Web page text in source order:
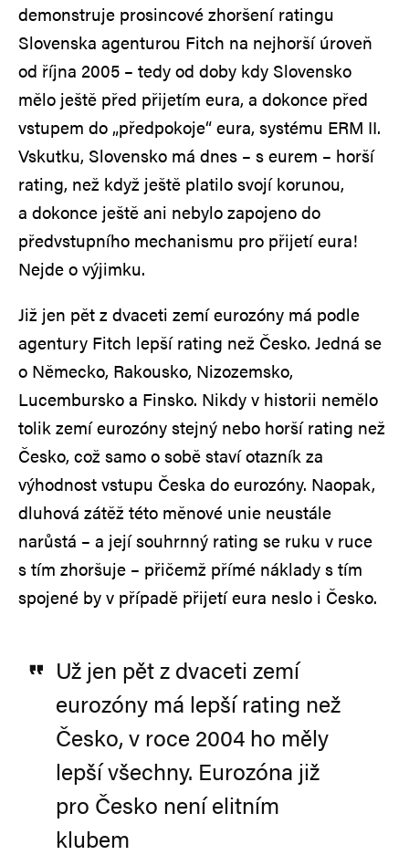
demonstruje prosincové zhoršení ratingu
Slovenska agenturou Fitch na nejhorší úroveň
od října 2005 – tedy od doby kdy Slovensko
mělo ještě před přijetím eura, a dokonce před
vstupem do „předpokoje“ eura, systému ERM II.
Vskutku, Slovensko má dnes – s eurem – horší
rating, než když ještě platilo svojí korunou,
a dokonce ještě ani nebylo zapojeno do
předvstupního mechanismu pro přijetí eura!
Nejde o výjimku.
Již jen pět z dvaceti zemí eurozóny má podle
agentury Fitch lepší rating než Česko. Jedná se
o Německo, Rakousko, Nizozemsko,
Lucembursko a Finsko. Nikdy v historii nemělo
tolik zemí eurozóny stejný nebo horší rating než
Česko, což samo o sobě staví otazník za
výhodnost vstupu Česka do eurozóny. Naopak,
dluhová zátěž této měnové unie neustále
narůstá – a její souhrnný rating se ruku v ruce
s tím zhoršuje – přičemž přímé náklady s tím
spojené by v případě přijetí eura neslo i Česko.
Už jen pět z dvaceti zemí
eurozóny má lepší rating než
Česko, v roce 2004 ho měly
lepší všechny. Eurozóna již
pro Česko není elitním
klubem